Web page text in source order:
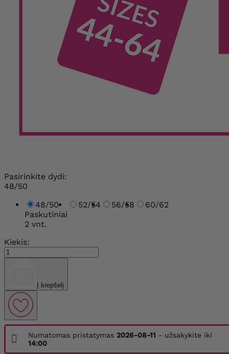
Pasirinkite dydi:
48/50
48/50
Paskutiniai
2 vnt.
52/54 56/58 60/62
Kiekis:
Į krepšelį
Numatomas pristatymas 2026-08-11 - užsakykite iki
14:00